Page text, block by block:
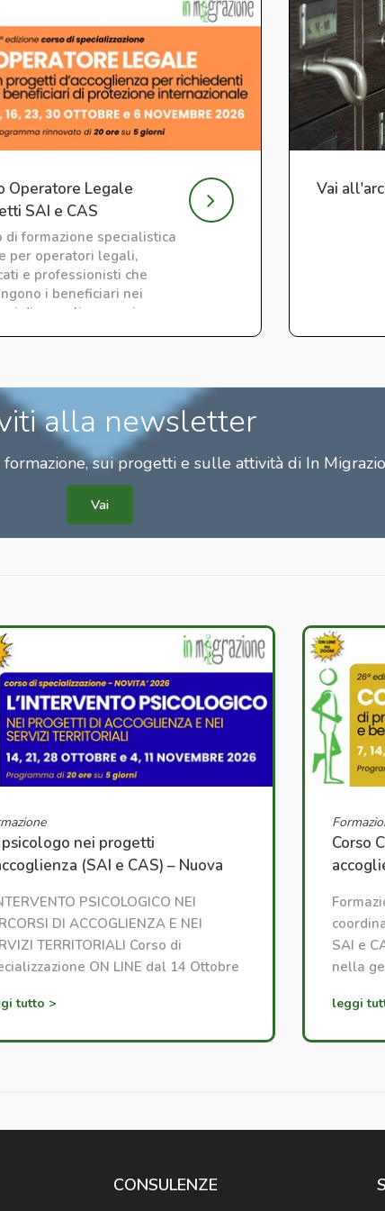
Operatore Legale
SAI e CAS
di formazione specialistica
per operatori legali,
e professionisti che
i beneficiari nei
di accoglienza nei
SAI e CAS.
Vai
alla newsletter
sui progetti e sulle attività di In
Vai
psicologo nei progetti
(SAI e CAS) – Nuova
PSICOLOGICO NEI
DI ACCOGLIENZA E NEI
TERRITORIALI Corso di
ON LINE dal 14 Ottobre
tutto >
Corso
SAI e
nella
leggi
CONSULENZE